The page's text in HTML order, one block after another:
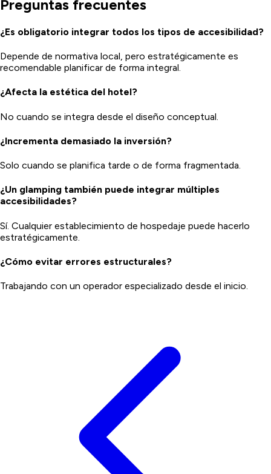
Preguntas frecuentes
¿Es obligatorio integrar todos los tipos de accesibilidad?
Depende de normativa local, pero estratégicamente es
recomendable planificar de forma integral.
¿Afecta la estética del hotel?
No cuando se integra desde el diseño conceptual.
¿Incrementa demasiado la inversión?
Solo cuando se planifica tarde o de forma fragmentada.
¿Un glamping también puede integrar múltiples
accesibilidades?
Sí. Cualquier establecimiento de hospedaje puede hacerlo
estratégicamente.
¿Cómo evitar errores estructurales?
Trabajando con un operador especializado desde el inicio.